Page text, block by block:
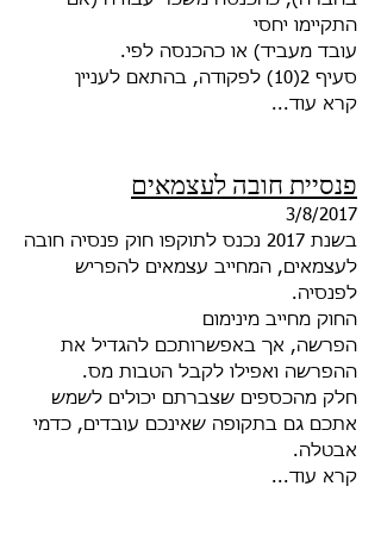
התקיימו יחסי
.עובד מעביד) או כהכנסה לפי
סעיף 2(10) לפקודה, בהתאם לעניין
...קרא עוד
פנסיית חובה לעצמאים
3/8/2017
בשנת 2017 נכנס לתוקפו חוק פנסיה חובה
לעצמאים, המחייב עצמאים להפריש
לפנסיה.
החוק מחייב מינימום
הפרשה, אך באפשרותכם להגדיל את
ההפרשה ואפילו לקבל הטבות מס.
חלק מהכספים שצברתם יכולים לשמש
אתכם גם בתקופה שאינכם עובדים, כדמי
אבטלה​.
קרא עוד...